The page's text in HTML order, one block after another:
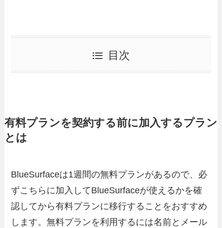
目次
有料プランを契約する前に加入するプラン
とは
BlueSurfaceは1週間の無料プランがあるので、必
ずこちらに加入してBlueSurfaceが使えるかを確
認してから有料プランに移行することをおすすめ
します。無料プランを利用するには名前とメール